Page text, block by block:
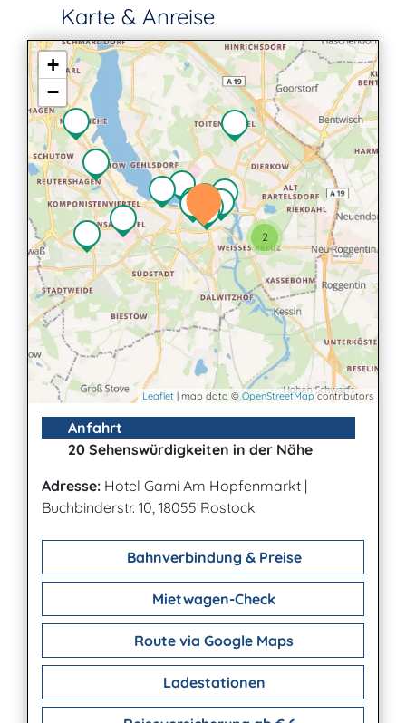
Karte & Anreise
2
+
−
Leaflet | map data © OpenStreetMapcontributors
Anfahrt
20 Sehenswürdigkeiten in der Nähe
Adresse: Hotel Garni Am Hopfenmarkt |
Buchbinderstr. 10, 18055 Rostock
Bahnverbindung & Preise
Mietwagen-Check
Route via Google Maps
Ladestationen